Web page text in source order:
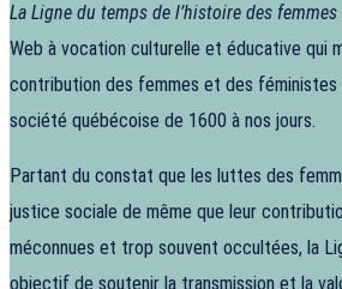
La Ligne du temps de l’histoire des femmes
Web à vocation culturelle et éducative qui
contribution des femmes et des féministes
société québécoise de 1600 à nos jours.
Partant du constat que les luttes des
justice sociale de même que leur
méconnues et trop souvent occultées, la
objectif de soutenir la transmission et la